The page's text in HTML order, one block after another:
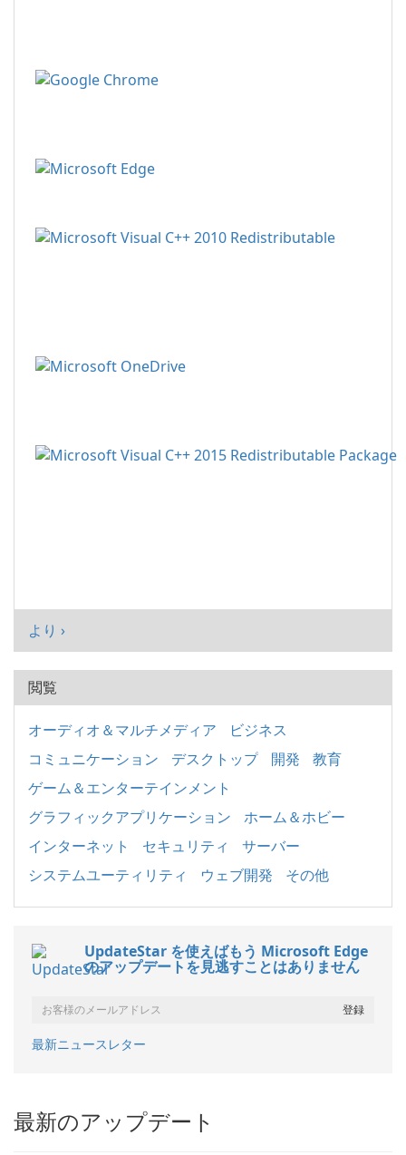
より ›
閲覧
オーディオ＆マルチメディア
ビジネス
コミュニケーション
デスクトップ 開発
教育
ゲーム＆エンターテインメント
グラフィックアプリケーション
ホーム＆ホビー
インターネット
セキュリティ
サーバー
システムユーティリティ
ウェブ開発 その他
UpdateStar を使えばもう Microsoft Edge
のアップデートを見逃すことはありません
最新ニュースレター
最新のアップデート